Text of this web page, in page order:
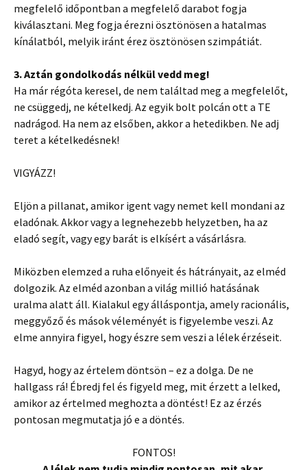
megfelelő időpontban a megfelelő darabot fogja
kiválasztani. Meg fogja érezni ösztönösen a hatalmas
kínálatból, melyik iránt érez ösztönösen szimpátiát.
3. Aztán gondolkodás nélkül vedd meg!
Ha már régóta keresel, de nem találtad meg a megfelelőt,
ne csüggedj, ne kételkedj. Az egyik bolt polcán ott a TE
nadrágod. Ha nem az elsőben, akkor a hetedikben. Ne adj
teret a kételkedésnek!
VIGYÁZZ!
Eljön a pillanat, amikor igent vagy nemet kell mondani az
eladónak. Akkor vagy a legnehezebb helyzetben, ha az
eladó segít, vagy egy barát is elkísért a vásárlásra.
Miközben elemzed a ruha előnyeit és hátrányait, az elméd
dolgozik. Az elméd azonban a világ millió hatásának
uralma alatt áll. Kialakul egy álláspontja, amely racionális,
meggyőző és mások véleményét is figyelembe veszi. Az
elme annyira figyel, hogy észre sem veszi a lélek érzéseit.
Hagyd, hogy az értelem döntsön – ez a dolga. De ne
hallgass rá! Ébredj fel és figyeld meg, mit érzett a lelked,
amikor az értelmed meghozta a döntést! Ez az érzés
pontosan megmutatja jó e a döntés.
FONTOS!